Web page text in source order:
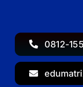
0812-